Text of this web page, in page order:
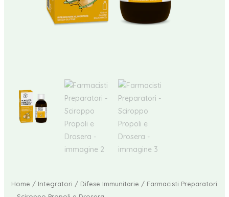
Home / Integratori / Difese Immunitarie / Farmacisti Preparatori